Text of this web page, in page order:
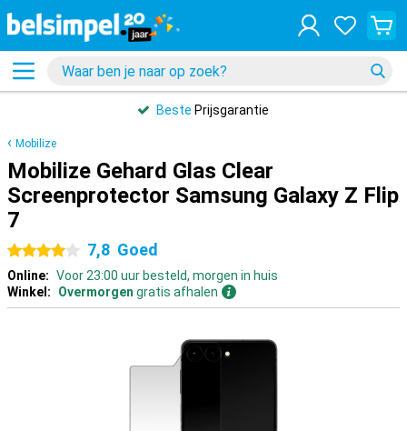
Beste Prijsgarantie
Mobilize
Mobilize Gehard Glas Clear
Screenprotector Samsung Galaxy Z Flip
7
4 sterren7,8 Goed
Online: Voor 23:00 uur besteld, morgen in huis
Winkel:
Overmorgen gratis afhalen